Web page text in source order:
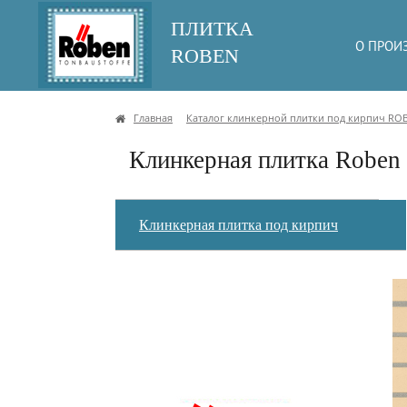
ПЛИТКА
ROBEN
О
Главная Каталог клинкерной плитки под кирпич
Клинкерная плитка
Клинкерная плитка под кирпич